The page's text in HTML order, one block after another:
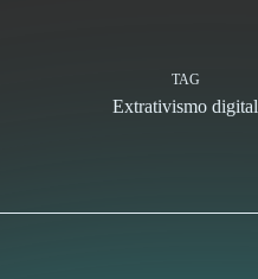
TAG
Extrativismo digital